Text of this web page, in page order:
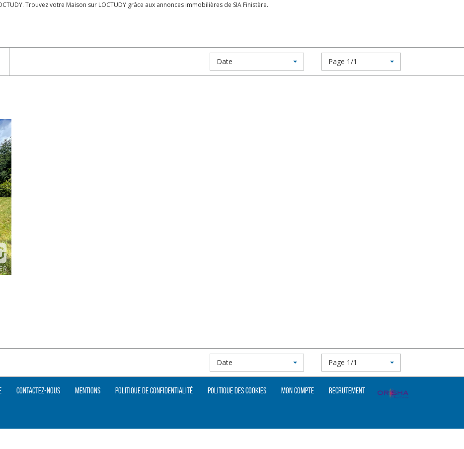
Trouvez votre Maison sur LOCTUDY grâce aux annonces immobilières de SIA Finistère.
Page 1/1
Date
Page 1/1
Date
Contactez-nous Mentions Politique de confidentialité Politique des cookies Mon compte Recrutement